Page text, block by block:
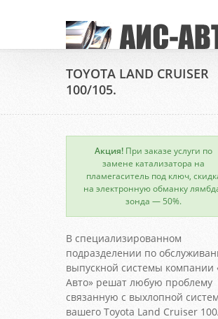
TOYOTA LAND CRUISER
100/105.
Акция! При заказе услуги по
замене катализатора на
пламегаситель под ключ,
на электронную обманку
зонда — 50%.
В специализированном
подразделении по
выпускной системы компании
Авто» решат любую проблему
связанную с выхлопной
вашего Toyota Land Cruiser